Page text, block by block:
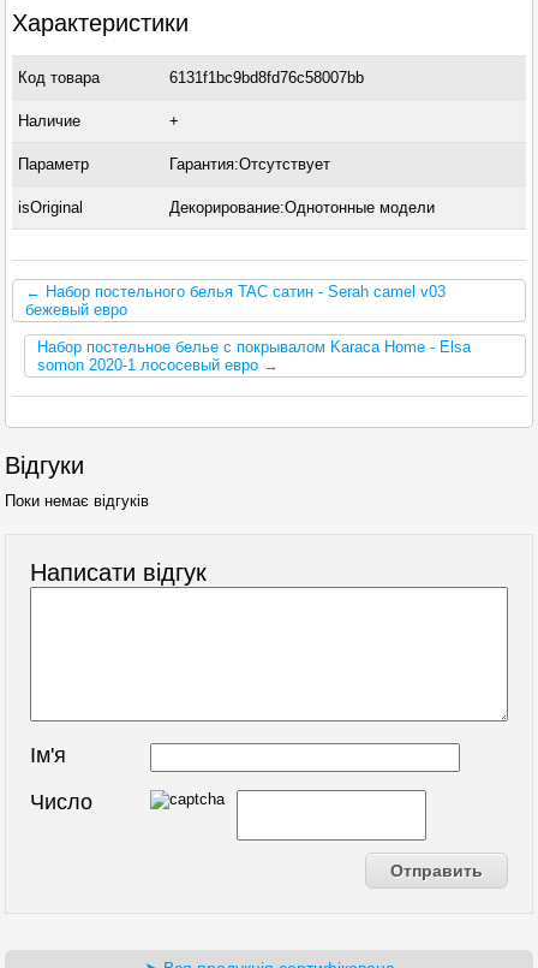
Характеристики
Код товара 6131f1bc9bd8fd76c58007bb
Наличие +
Параметр Гарантия:Отсутствует
isOriginal Декорирование:Однотонные модели
← Набор постельного белья TAC сатин - Serah camel v03
бежевый евро
Набор постельное белье с покрывалом Karaca Home - Elsa
somon 2020-1 лососевый евро →
Відгуки
Поки немає відгуків
Написати відгук
Ім'я
Число